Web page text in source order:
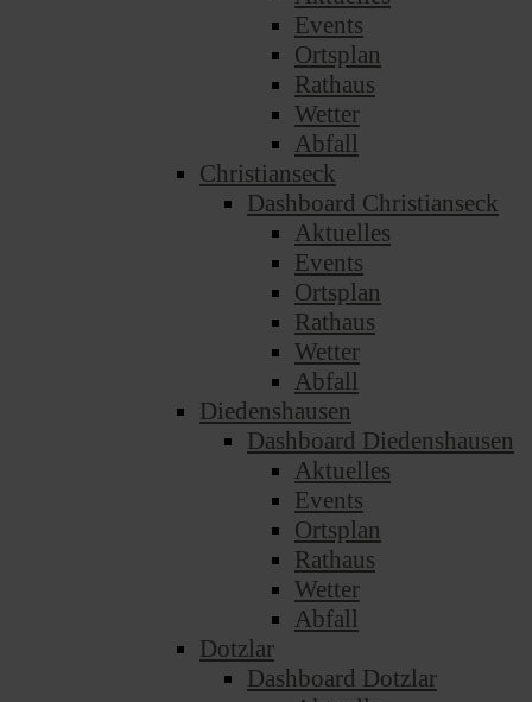
Events
Ortsplan
Rathaus
Wetter
Abfall
Christianseck
Dashboard Christianseck
Aktuelles
Events
Ortsplan
Rathaus
Wetter
Abfall
Diedenshausen
Dashboard Diedenshausen
Aktuelles
Events
Ortsplan
Rathaus
Wetter
Abfall
Dotzlar
Dashboard Dotzlar